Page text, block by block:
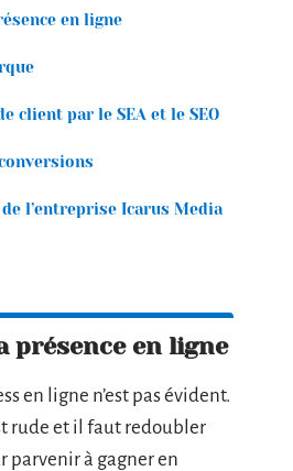
en ligne
client par le SEA et le SEO
l’entreprise Icarus Media
présence en ligne
en ligne n’est pas évident.
rude et il faut redoubler
parvenir à gagner en